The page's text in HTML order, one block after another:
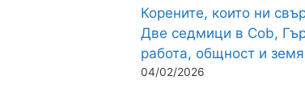
Корените, които ни
Две седмици в Cob,
работа, общност и земя
04/02/2026